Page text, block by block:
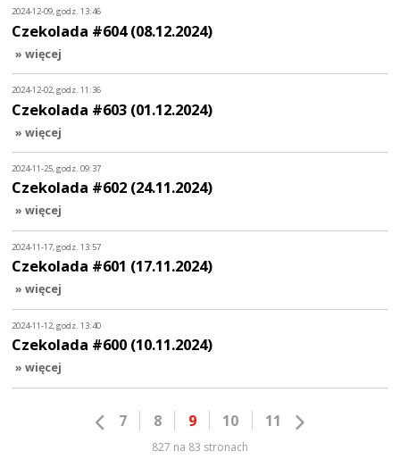
2024-12-09, godz. 13:46
Czekolada #604 (08.12.2024)
» więcej
2024-12-02, godz. 11:36
Czekolada #603 (01.12.2024)
» więcej
2024-11-25, godz. 09:37
Czekolada #602 (24.11.2024)
» więcej
2024-11-17, godz. 13:57
Czekolada #601 (17.11.2024)
» więcej
2024-11-12, godz. 13:40
Czekolada #600 (10.11.2024)
» więcej
7 8 9 10 11
827 na 83 stronach